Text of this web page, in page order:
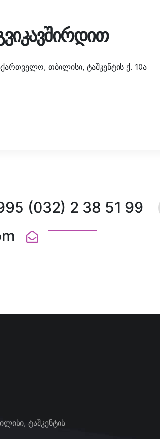
თბილისი, ტაშკენტის ქ. 10ა
(032) 2 38 51 99
ტაშკენტის